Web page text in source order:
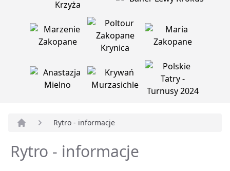
Rytro - informacje
Rytro - informacje